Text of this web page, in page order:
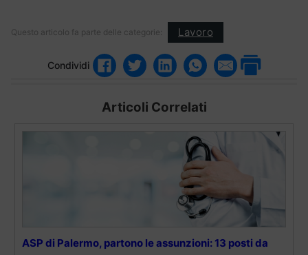
Questo articolo fa parte delle categorie: Lavoro
Condividi
Articoli Correlati
ASP di Palermo, partono le assunzioni: 13 posti da